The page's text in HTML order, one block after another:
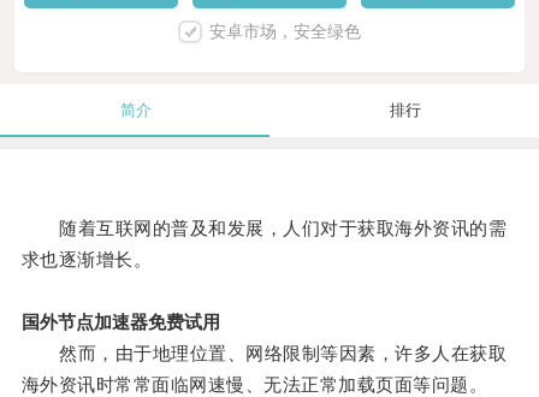
安卓市场，安全绿色
简介 排行
随着互联网的普及和发展，人们对于获取海外资讯的需
求也逐渐增长。
国外节点加速器免费试用
然而，由于地理位置、网络限制等因素，许多人在获取
海外资讯时常常面临网速慢、无法正常加载页面等问题。